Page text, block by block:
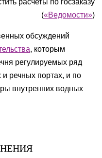
расчеты по госзаказу
(«Ведомости»)
обсуждений
, которым
регулируемых ряд
и речных портах, и по
внутренних водных